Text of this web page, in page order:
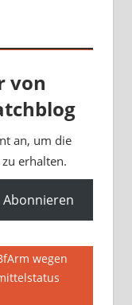
von
an, um die
erhalten.
Abonnieren
wegen